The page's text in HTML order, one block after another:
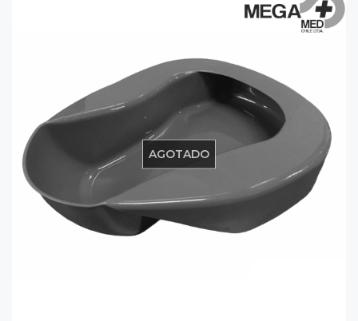
AGOTADO